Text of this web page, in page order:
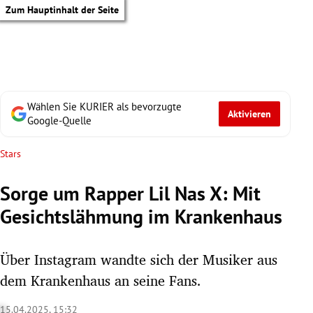
Zum Hauptinhalt der Seite
Wählen Sie KURIER als bevorzugte
Google-Quelle
Aktivieren
Stars
Sorge um Rapper Lil Nas X: Mit
Gesichtslähmung im Krankenhaus
Über Instagram wandte sich der Musiker aus
dem Krankenhaus an seine Fans.
15.04.2025, 15:32